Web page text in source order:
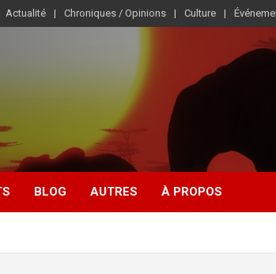
Actualité Chroniques / Opinions Culture
BLOG AUTRES À PROPOS